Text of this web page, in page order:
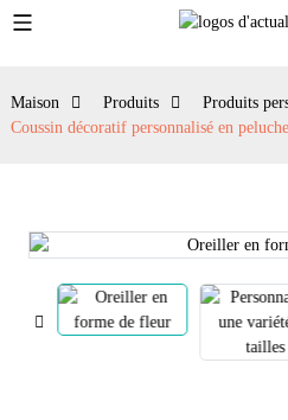
Maison Produits Produits
Coussin décoratif personnalisé en